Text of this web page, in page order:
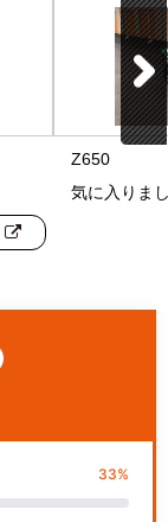
Z650
気に入りま
33%